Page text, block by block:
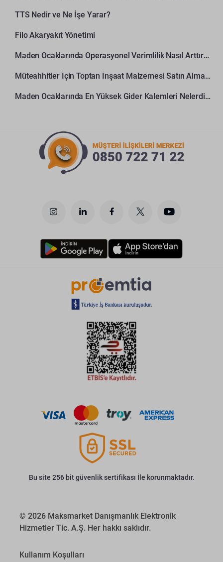
TTS Nedir ve Ne İşe Yarar?
Filo Akaryakıt Yönetimi
Maden Ocaklarında Operasyonel Verimlilik Nasıl Arttırılır?
Müteahhitler İçin Toptan İnşaat Malzemesi Satın Alma Rehberi
Maden Ocaklarında En Yüksek Gider Kalemleri Nelerdir?
Bu site 256 bit güvenlik sertifikası İle korunmaktadır.
© 2026 Maksmarket Danışmanlık Elektronik
Hizmetler Tic. A.Ş. Her hakkı saklıdır.
Kullanım Koşulları